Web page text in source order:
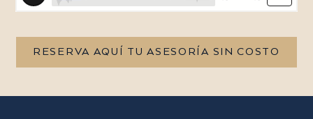
RESERVA AQUÍ TU ASESORÍA SIN COSTO